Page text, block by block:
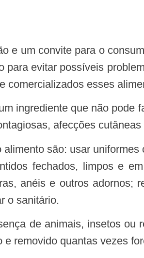
evitar possíveis
esses
afecções cutâneas
fechados, limpos e
anéis e outros adornos;
o sanitário.
removido quantas vezes